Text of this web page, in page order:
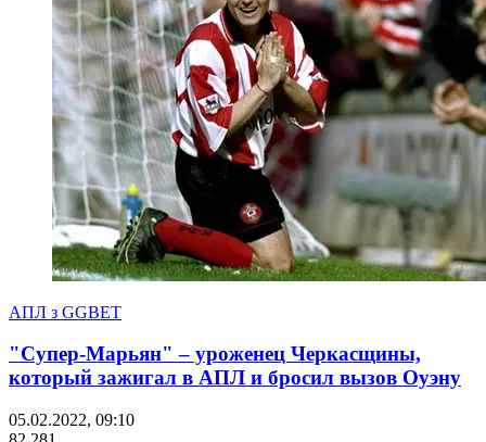
АПЛ з GGBET
"Супер-Марьян" – уроженец Черкасщины,
который зажигал в АПЛ и бросил вызов Оуэну
05.02.2022, 09:10